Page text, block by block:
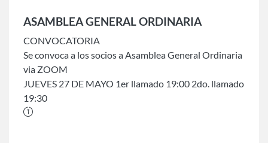
ASAMBLEA GENERAL ORDINARIA
CONVOCATORIA
Se convoca a los socios a Asamblea General Ordinaria
via ZOOM
JUEVES 27 DE MAYO 1er llamado 19:00 2do. llamado
19:30